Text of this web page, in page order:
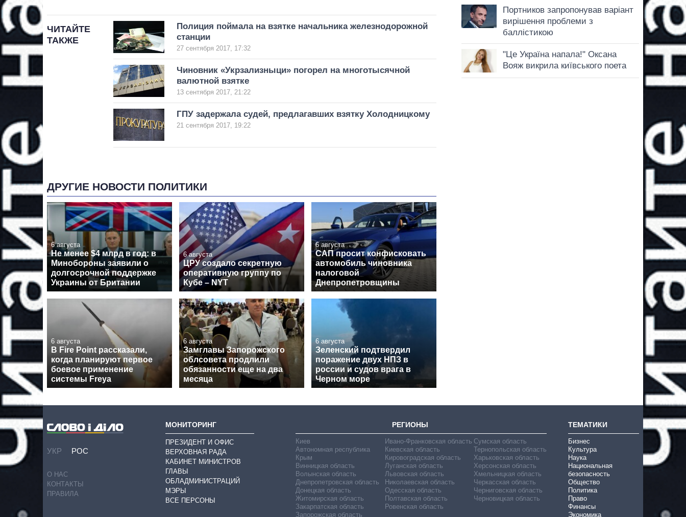
ЧИТАЙТЕ
ТАКЖЕ
Полиция поймала на взятке начальника железнодорожной
станции
27 сентября 2017, 17:32
Чиновник «Укрзализныци» погорел на многотысячной
валютной взятке
13 сентября 2017, 21:22
ГПУ задержала судей, предлагавших взятку Холодницкому
21 сентября 2017, 19:22
ДРУГИЕ НОВОСТИ ПОЛИТИКИ
6 августа
Не менее $4 млрд в год: в
Минобороны заявили о
долгосрочной поддержке
Украины от Британии
6 августа
ЦРУ создало секретную
оперативную группу по
Кубе – NYT
6 августа
САП просит конфисковать
автомобиль чиновника
налоговой
Днепропетровщины
6 августа
В Fire Point рассказали,
когда планируют первое
боевое применение
системы Freya
6 августа
Замглавы Запорожского
облсовета продлили
обязанности еще на два
месяца
6 августа
Зеленский подтвердил
поражение двух НПЗ в
россии и судов врага в
Черном море
УКР РОС
О НАС
КОНТАКТЫ
ПРАВИЛА
МОНИТОРИНГ
ПРЕЗИДЕНТ И ОФИС
ВЕРХОВНАЯ РАДА
КАБИНЕТ МИНИСТРОВ
ГЛАВЫ
ОБЛАДМИНИСТРАЦИЙ
МЭРЫ
ВСЕ ПЕРСОНЫ
РЕГИОНЫ
Киев
Автономная республика
Крым
Винницкая область
Волынская область
Днепропетровская область
Донецкая область
Житомирская область
Закарпатская область
Запорожская область
Ивано-Франковская область
Киевская область
Кировоградская область
Луганская область
Львовская область
Николаевская область
Одесская область
Полтавская область
Ровенская область
Сумская область
Тернопольская область
Харьковская область
Херсонская область
Хмельницкая область
Черкасская область
Черниговская область
Черновицкая область
ТЕМАТИКИ
Бизнес
Культура
Наука
Национальная
безопасность
Общество
Политика
Право
Финансы
Экономика